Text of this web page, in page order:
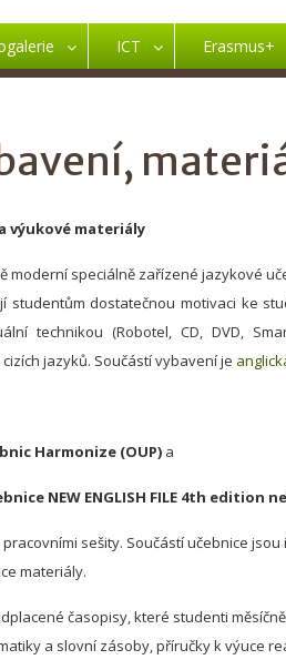
ICT Erasmus+
výukové materiály
moderní speciálně zařízené jazykové
studentům dostatečnou motivaci ke
technikou (Robotel, CD, DVD,
jazyků. Součástí vybavení je
Harmonize (OUP) a
NEW ENGLISH FILE 4th edition
sešity. Součástí učebnice jsou
materiály.
časopisy, které studenti
a slovní zásoby, příručky k výuce